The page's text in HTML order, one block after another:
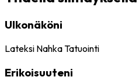
Ulkonäköni
Lateksi NahkaTatuointi
Erikoisuuteni